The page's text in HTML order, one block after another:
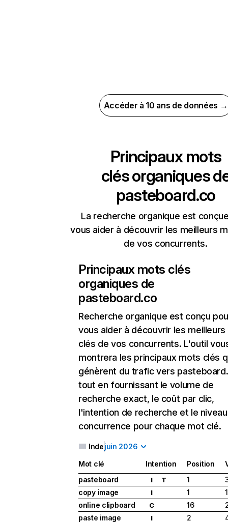
Accéder à 10 ans de données →
Principaux mots
clés organiques
pasteboard.co
La recherche organique est
vous aider à découvrir les meilleurs
de vos concurrents.
Principaux mots clés
organiques de
pasteboard.co
Recherche organique est conçu
vous aider à découvrir les
clés de vos concurrents. L'outil
montrera les principaux mots clés
génèrent du trafic vers
tout en fournissant le volume de
recherche exact, le coût par clic,
l'intention de recherche et le
concurrence pour chaque mot clé.
Indejuin 2026
Mot clé Intention Position
pasteboard
I T 1
copy image
I 1
online clipboard
C 16
paste image
I 2